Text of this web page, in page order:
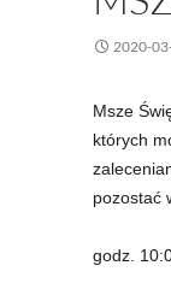
2020-
Msze
których
pozostać
godz.